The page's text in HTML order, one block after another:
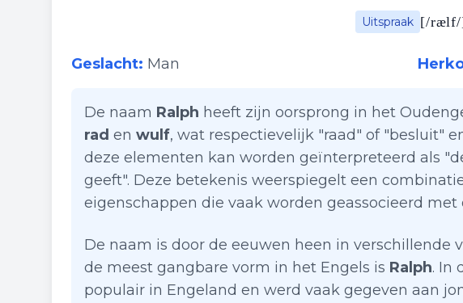
Uitspraak [/rælf/
Geslacht: Man
De naam Ralph heeft zijn oorsprong in het
rad en wulf, wat respectievelijk "raad" of "besluit"
deze elementen kan worden geïnterpreteerd als
geeft". Deze betekenis weerspiegelt een
eigenschappen die vaak worden geassocieerd
De naam is door de eeuwen heen in
de meest gangbare vorm in het Engels is Ralph. In
populair in Engeland en werd vaak gegeven aan